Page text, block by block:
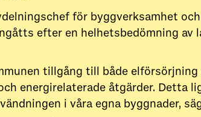
för byggverksamhet
efter en helhetsbedömning av
tillgång till både
energirelaterade åtgärder. Detta
i våra egna byggnader,